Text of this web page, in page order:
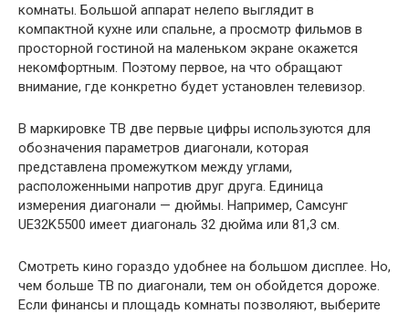
комнаты. Большой аппарат нелепо выглядит в
компактной кухне или спальне, а просмотр фильмов в
просторной гостиной на маленьком экране окажется
некомфортным. Поэтому первое, на что обращают
внимание, где конкретно будет установлен телевизор.
В маркировке ТВ две первые цифры используются для
обозначения параметров диагонали, которая
представлена промежутком между углами,
расположенными напротив друг друга. Единица
измерения диагонали — дюймы. Например, Самсунг
UE32K5500 имеет диагональ 32 дюйма или 81,3 см.
Смотреть кино гораздо удобнее на большом дисплее. Но,
чем больше ТВ по диагонали, тем он обойдется дороже.
Если финансы и площадь комнаты позволяют, выберите